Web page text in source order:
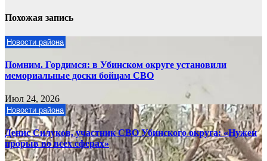
Похожая запись
Новости района
Помним. Гордимся: в Убинском округе установили
мемориальные доски бойцам СВО
Июл 24, 2026
Новости района
Денис Силуков, участник СВО Убинского округа: «Нужен
прорыв во всех сферах»